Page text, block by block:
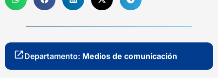
Departamento: Medios de comunicación